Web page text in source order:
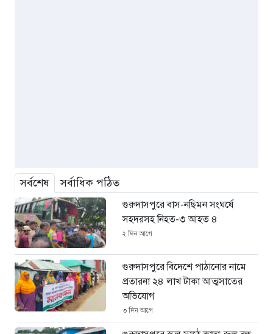
সর্বশেষ সর্বাধিক পঠিত
গুরুদাসপুরে বাস-নছিমন সংঘর্ষে
সহদরসহ নিহত-৩ আহত ৪
২ দিন আগে
গুরুদাসপুরে বিদেশে পাঠানোর নামে
প্রতারনা ২৪ লাখ টাকা আত্মসাতের
অভিযোগ
৩ দিন আগে